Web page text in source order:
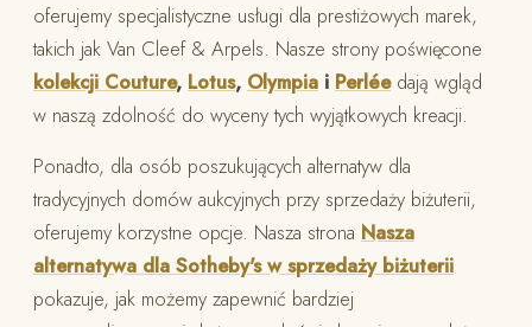
oferujemy specjalistyczne usługi dla prestiżowych marek,
takich jak Van Cleef & Arpels. Nasze strony poświęcone
kolekcji Couture, Lotus, Olympia i Perlée dają wgląd
w naszą zdolność do wyceny tych wyjątkowych kreacji.
Ponadto, dla osób poszukujących alternatyw dla
tradycyjnych domów aukcyjnych przy sprzedaży biżuterii,
oferujemy korzystne opcje. Nasza strona Nasza
alternatywa dla Sotheby's w sprzedaży biżuterii
pokazuje, jak możemy zapewnić bardziej